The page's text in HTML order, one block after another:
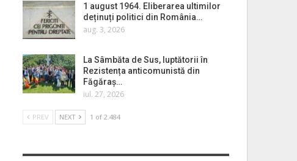
1 august 1964. Eliberarea ultimilor
deținuți politici din România…
aug. 3, 2026
La Sâmbăta de Sus, luptătorii în
Rezistența anticomunistă din
Făgăraș…
iul. 27, 2026
PREV NEXT 1 of 2.484